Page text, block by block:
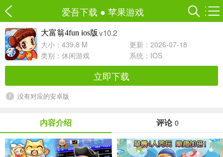
爱吾下载 ● 苹果游戏
大富翁4fun ios版 v10.2
大小：439.8 M
更新：2026-07-18
类别： 休闲游戏 系统：IOS
立即下载
没有对应的安卓版
内容介绍 评论 0